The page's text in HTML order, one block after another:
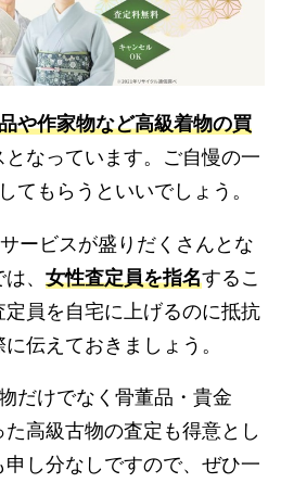
や作家物など高級着物の買
なっています。ご自慢の一
てもらうといいでしょう。
ービスが盛りだくさんとな
、 女性査定員を指名するこ
定員を自宅に上げるのに抵抗
伝えておきましょう。
だけでなく骨董品・貴金
高級古物の査定も得意とし
し分なしですので、ぜひ一